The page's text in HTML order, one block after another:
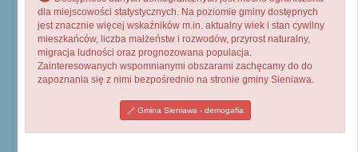
dla miejscowości statystycznych. Na poziomie gminy dostępnych
jest znacznie więcej wskaźników m.in. aktualny wiek i stan cywilny
mieszkańców, liczba małżeństw i rozwodów, przyrost naturalny,
migracja ludności oraz prognozowana populacja.
Zainteresowanych wspomnianymi obszarami zachęcamy do do
zapoznania się z nimi bezpośrednio na stronie gminy Sieniawa.
Gmina Sieniawa - demogafia